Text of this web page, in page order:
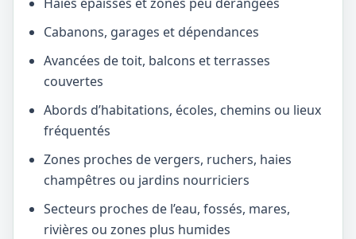
Cabanons, garages et dépendances
Avancées de toit, balcons et terrasses
couvertes
Abords d’habitations, écoles, chemins ou lieux
fréquentés
Zones proches de vergers, ruchers, haies
champêtres ou jardins nourriciers
Secteurs proches de l’eau, fossés, mares,
rivières ou zones plus humides